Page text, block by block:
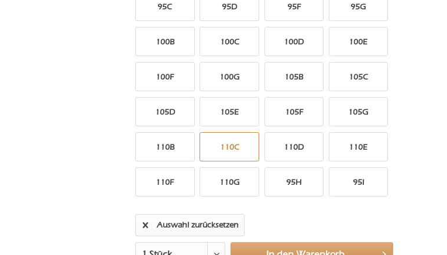
95C 95D 95F 95G
100B 100C 100D 100E
100F 100G 105B 105C
105D 105E 105F 105G
110B 110C 110D 110E
110F 110G 95H 95I
Auswahl zurücksetzen